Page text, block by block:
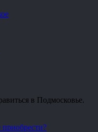
в Подмосковье.